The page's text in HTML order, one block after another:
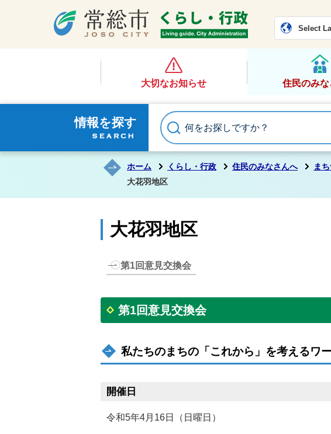
Select
大切なお知らせ 住民のみ
情報を探す
ホーム くらし・行政 住民のみなさんへ ま
大花羽地区
大花羽地区
第1回意見交換会
第1回意見交換会
私たちのまちの「これから」を考えるワ
開催日
令和5年4月16日（日曜日）